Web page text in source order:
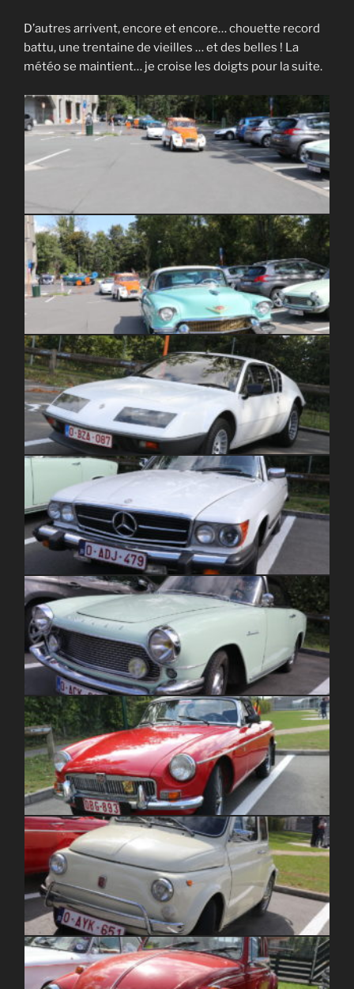
D’autres arrivent, encore et encore… chouette record
battu, une trentaine de vieilles … et des belles ! La
météo se maintient… je croise les doigts pour la suite.